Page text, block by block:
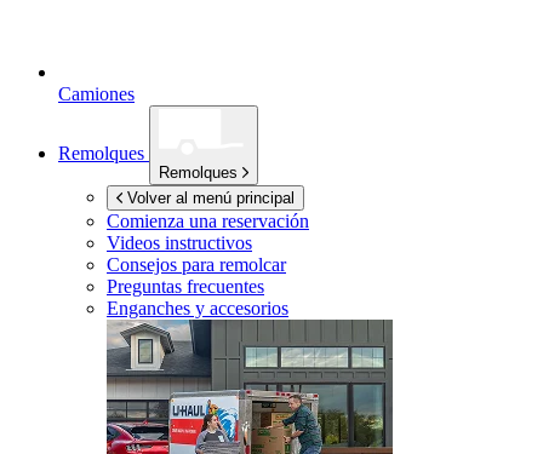
Camiones
Remolques
Remolques
Volver al menú principal
Comienza una reservación
Videos instructivos
Consejos para remolcar
Preguntas frecuentes
Enganches y accesorios